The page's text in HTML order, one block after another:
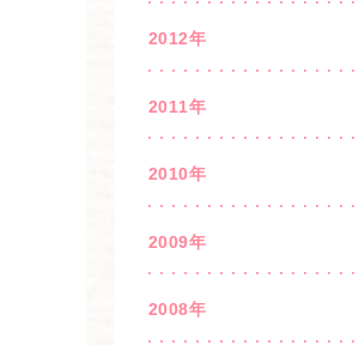
2012年
2011年
2010年
2009年
2008年